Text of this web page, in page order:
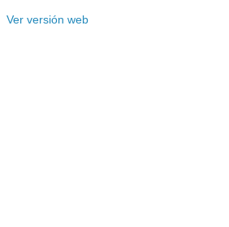
Ver versión web